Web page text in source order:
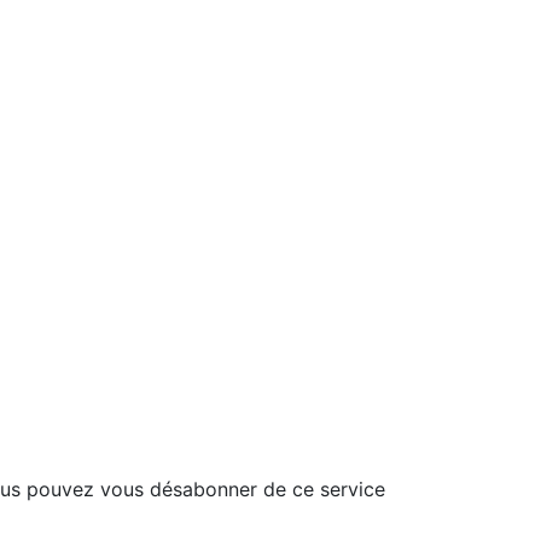
pouvez vous désabonner de ce service